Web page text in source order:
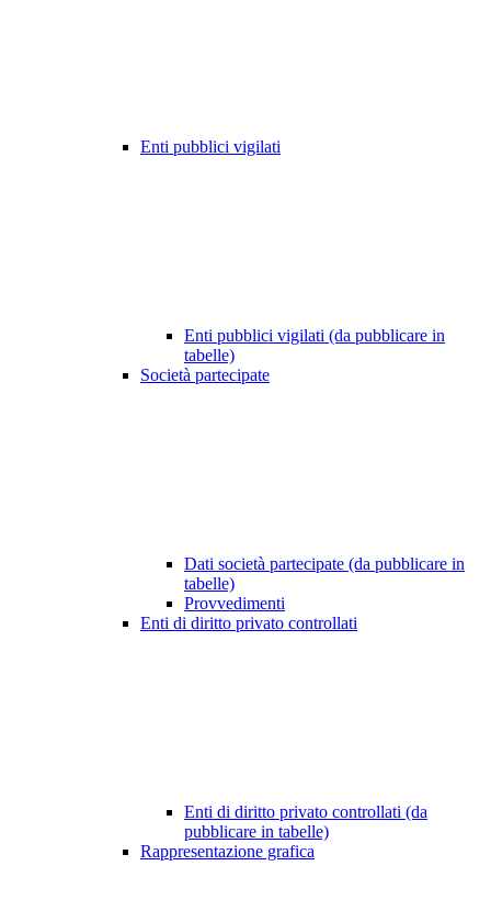
Enti pubblici vigilati
Enti pubblici vigilati (da pubblicare in
tabelle)
Società partecipate
Dati società partecipate (da pubblicare in
tabelle)
Provvedimenti
Enti di diritto privato controllati
Enti di diritto privato controllati (da
pubblicare in tabelle)
Rappresentazione grafica